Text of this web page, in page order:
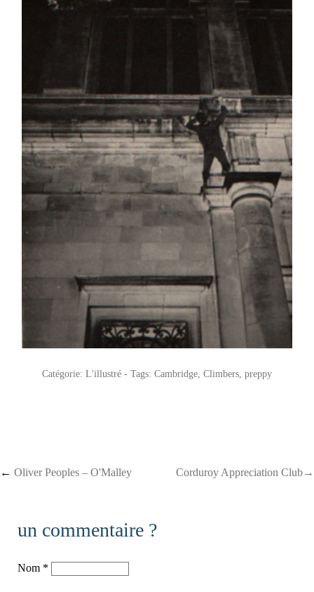
Catégorie: L'illustré - Tags: Cambridge, Climbers, preppy
Post navigation
← Oliver Peoples – O'Malley Corduroy Appreciation Club→
un commentaire ?
Nom *